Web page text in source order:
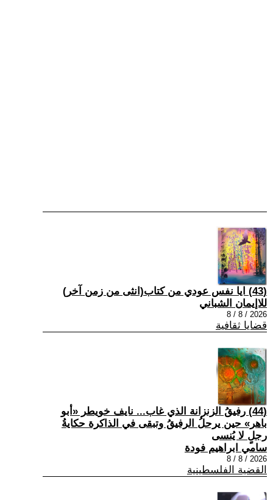
(43) ايا نفس عودي من كتاب(انثى من زمن آخر)
للاإيمان الشباني
2026 / 8 / 8
قضايا ثقافية
(44) رفيقُ الزنزانة الذي غاب... نايف خويطر «أبو
باهر» حين يرحلُ الرفيقُ وتبقى في الذاكرة حكايةُ
رجلٍ لا يُنسى
سامي ابراهيم فودة
2026 / 8 / 8
القضية الفلسطينية